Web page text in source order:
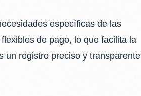
específicas de las
de pago, lo que facilita la
un registro preciso ytransparente